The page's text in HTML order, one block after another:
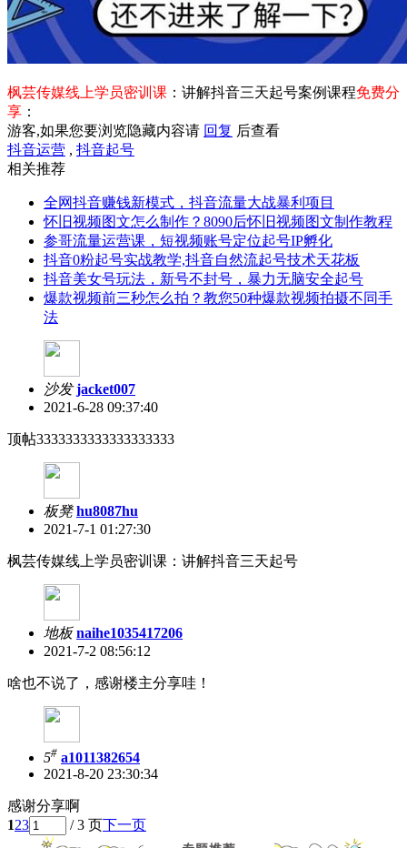
枫芸传媒线上学员密训课 ：讲解抖音三天起号案例课程免费分
享 ：
游客,如果您要浏览隐藏内容请 回复 后查看
抖音运营 , 抖音起号
相关推荐
全网抖音赚钱新模式，抖音流量大战暴利项目
怀旧视频图文怎么制作？8090后怀旧视频图文制作教程
参哥流量运营课，短视频账号定位起号IP孵化
抖音0粉起号实战教学,抖音自然流起号技术天花板
抖音美女号玩法，新号不封号，暴力无脑安全起号
爆款视频前三秒怎么拍？教您50种爆款视频拍摄不同手
法
沙发 jacket007
2021-6-28 09:37:40
顶帖3333333333333333333
板凳 hu8087hu
2021-7-1 01:27:30
枫芸传媒线上学员密训课：讲解抖音三天起号
地板 naihe1035417206
2021-7-2 08:56:12
啥也不说了，感谢楼主分享哇！
5# a1011382654
2021-8-20 23:30:34
感谢分享啊
123 / 3 页下一页